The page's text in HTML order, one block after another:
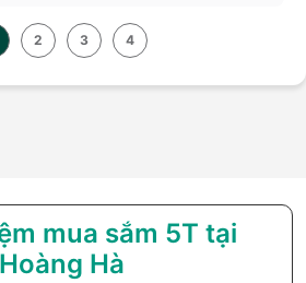
2 3 4
mua sắm 5T tại
Hoàng Hà